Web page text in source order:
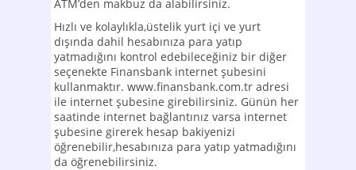
ATM’den makbuz da alabilirsiniz.
Hızlı ve kolaylıkla,üstelik yurt içi ve yurt
dışında dahil hesabınıza para yatıp
yatmadığını kontrol edebileceğiniz bir diğer
seçenekte Finansbank internet şubesini
kullanmaktır. www.finansbank.com.tr adresi
ile internet şubesine girebilirsiniz. Günün her
saatinde internet bağlantınız varsa internet
şubesine girerek hesap bakiyenizi
öğrenebilir,hesabınıza para yatıp yatmadığını
da öğrenebilirsiniz.